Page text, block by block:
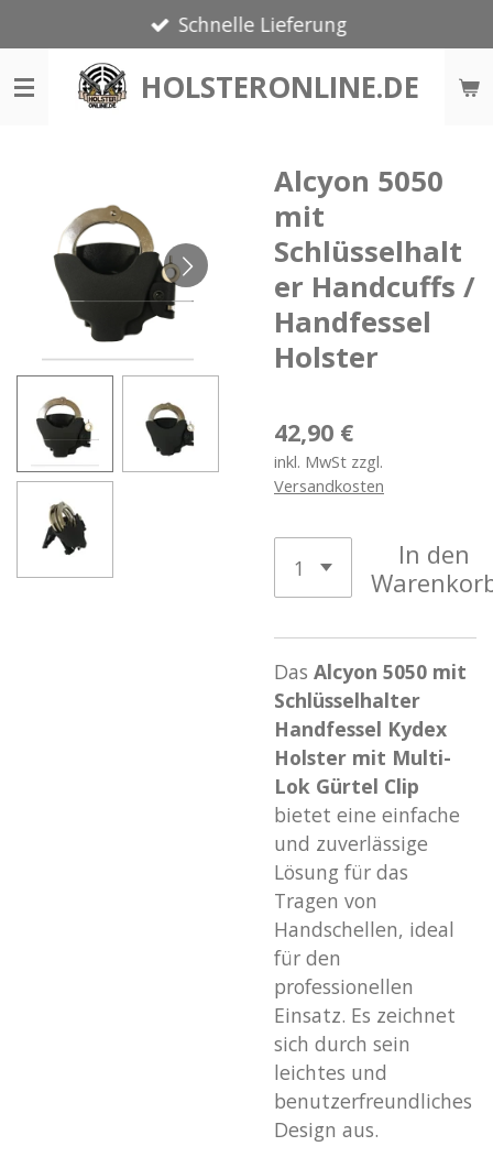
Hauptinhalt
springen
HOLSTERONLINE.DE
Schnelle Lieferung
Alcyon 5050
mit
Schlüsselhalt
er Handcuffs /
Handfessel
Holster
42,90 €
inkl. MwSt zzgl.
Versandkosten
In den
Das Alcyon 5050 mit
Schlüsselhalter
Handfessel Kydex
Holster mit Multi-
Lok Gürtel Clip
bietet eine einfache
und zuverlässige
Lösung für das
Tragen von
Handschellen, ideal
für den
professionellen
Einsatz. Es zeichnet
sich durch sein
leichtes und
benutzerfreundliches
Design aus.